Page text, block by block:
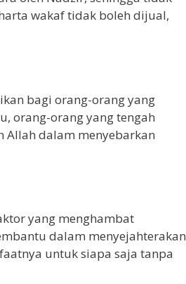
wakaf tidak boleh dijual,
bagi orang-orang yang
orang-orang yang tengah
Allah dalam menyebarkan
yang menghambat
dalam menyejahterakan
untuk siapa saja tanpa